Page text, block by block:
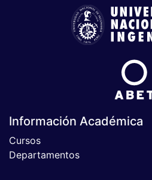
Información Académica
Cursos
Departamentos